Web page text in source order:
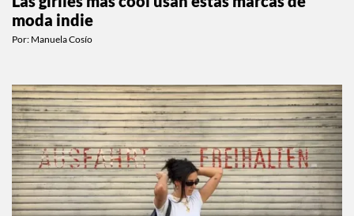
moda indie
Por: Manuela Cosío